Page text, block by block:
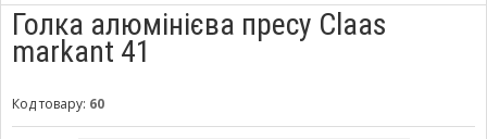
Голка алюмінієва пресу Claas
markant 41
Код товару: 60